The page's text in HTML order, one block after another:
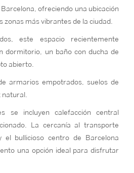
ofreciendo una ubicación
zonas más vibrantes de la ciudad.
este espacio recientemente
dormitorio, un baño con ducha de
abierto.
armarios empotrados, suelos de
se incluyen calefacción central
La cercanía al transporte
el bullicioso centro de Barcelona
una opción ideal para disfrutar